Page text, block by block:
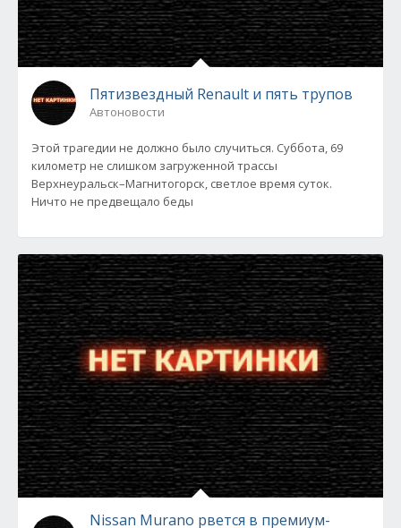
Пятизвездный Renault и пять трупов
Автоновости
Этой трагедии не должно было случиться. Суббота, 69
километр не слишком загруженной трассы
Верхнеуральск–Магнитогорск, светлое время суток.
Ничто не предвещало беды
Nissan Murano рвется в премиум-